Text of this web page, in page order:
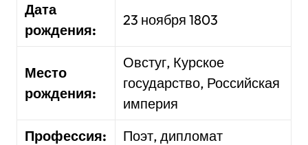
Дата
рождения:
23 ноября 1803
Место
рождения:
Овстуг, Курское
государство, Российская
империя
Профессия:
Поэт, дипломат